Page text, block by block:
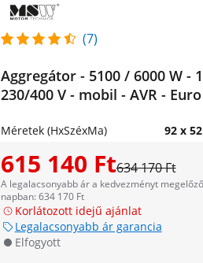
(7)
Aggregátor - 5100 / 6000 W -
230/400 V - mobil - AVR -
Méretek (HxSzéxMa) 92 x
615 140 Ft634 170 Ft
A legalacsonyabb ár a kedvezményt
napban: 634 170 Ft
Korlátozott idejű ajánlat
Legalacsonyabb ár garancia
Elfogyott